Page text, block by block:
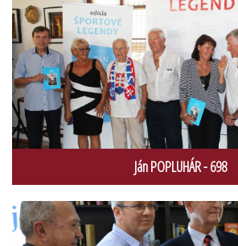
Ján POPLUHÁR - 698